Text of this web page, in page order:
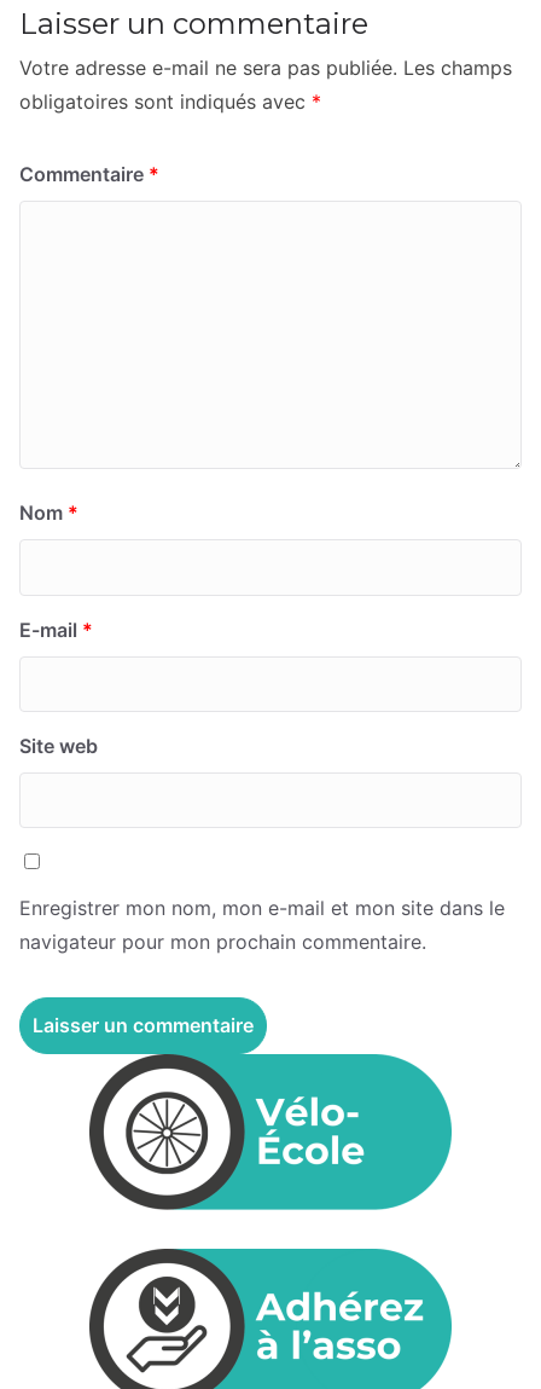
Laisser un commentaire
Votre adresse e-mail ne sera pas publiée. Les champs
obligatoires sont indiqués avec *
Commentaire *
Nom *
E-mail *
Site web
Enregistrer mon nom, mon e-mail et mon site dans le
navigateur pour mon prochain commentaire.